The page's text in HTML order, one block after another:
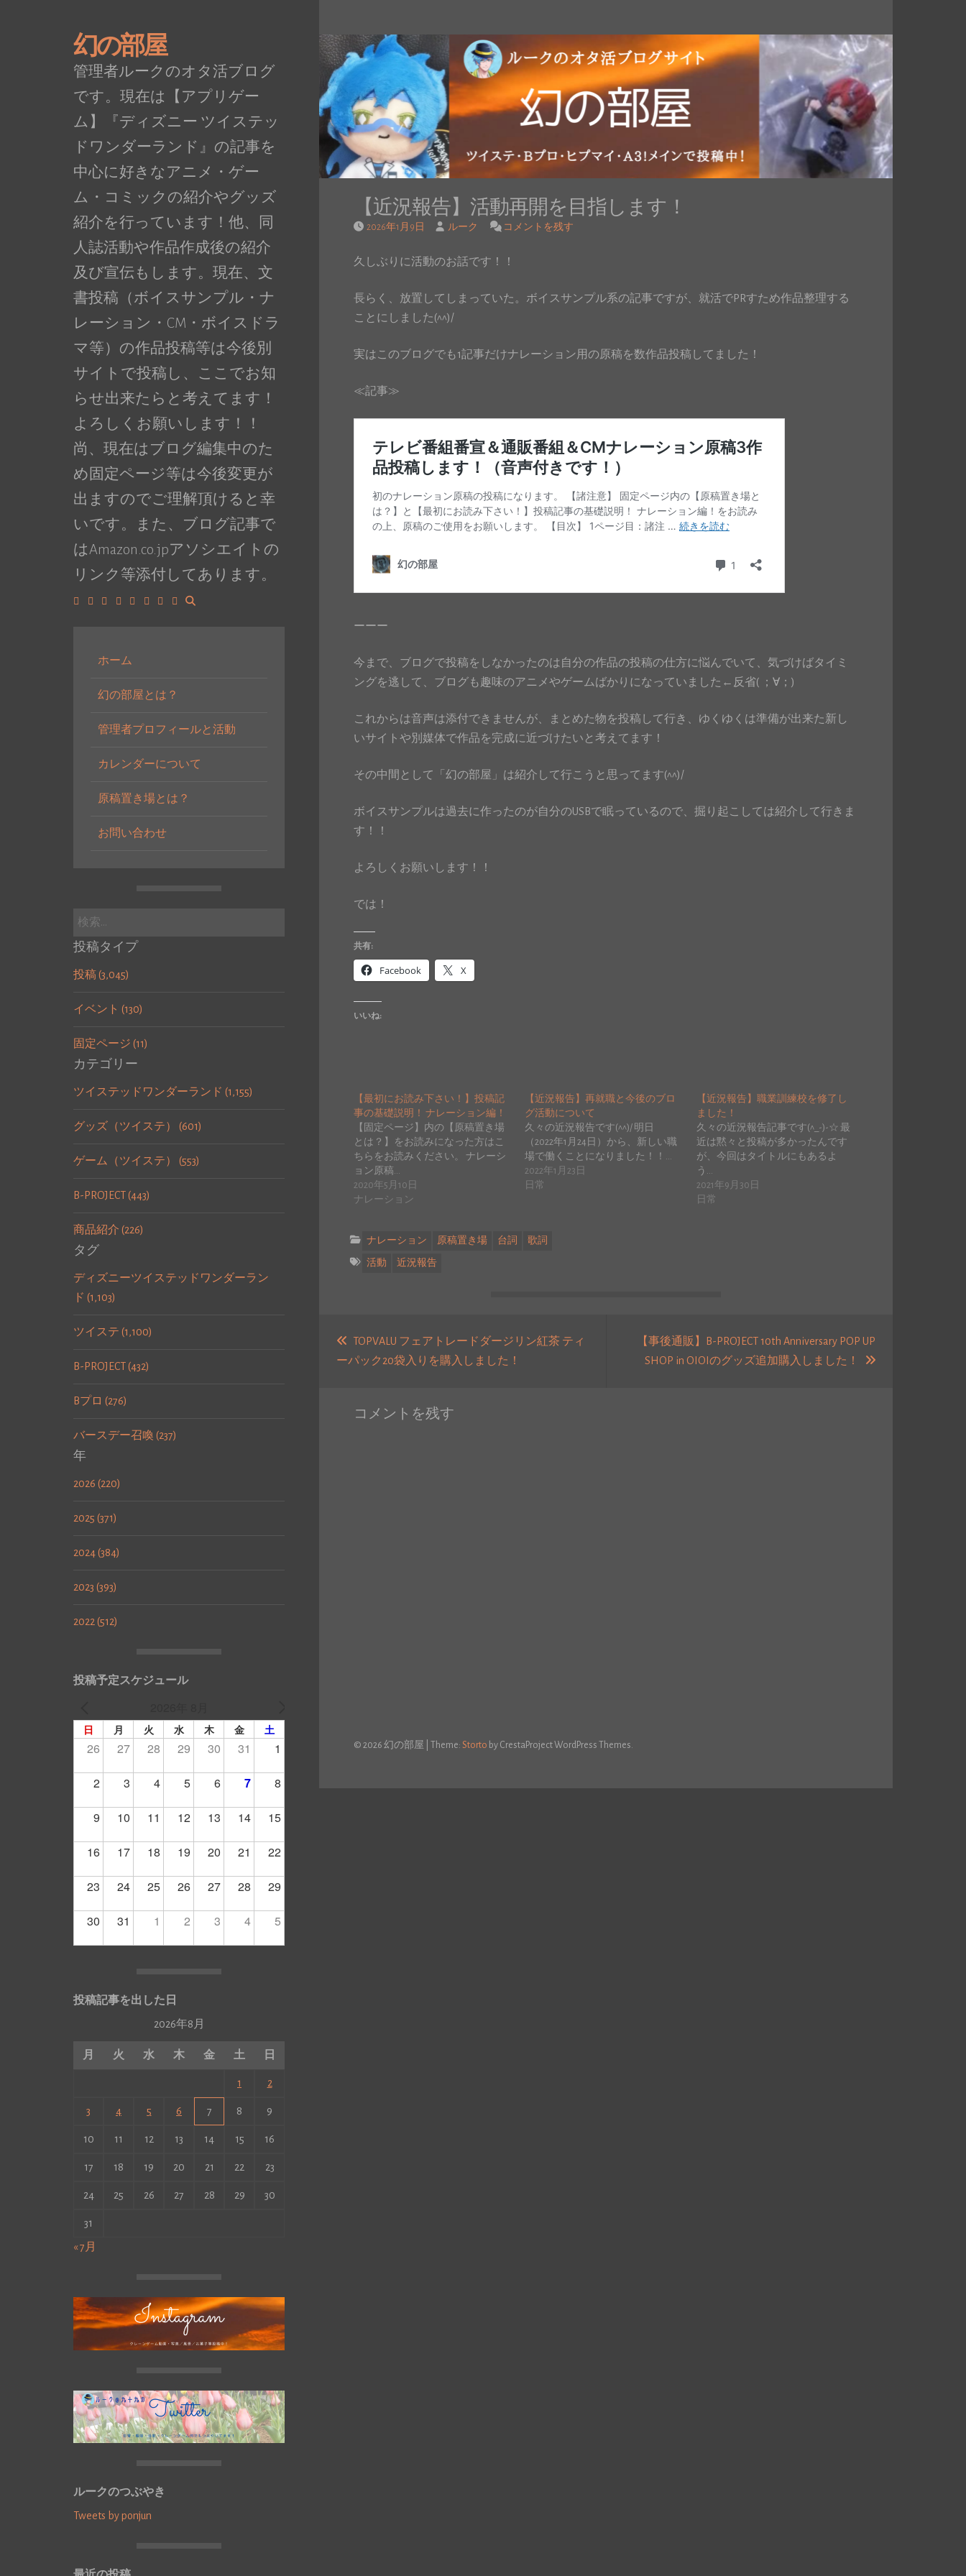
幻の部屋
管理者ルークのオタ活ブログ
です。現在は【アプリゲー
ム】『ディズニー ツイステッ
ドワンダーランド』の記事を
中心に好きなアニメ・ゲー
ム・コミックの紹介やグッズ
紹介を行っています！他、同
人誌活動や作品作成後の紹介
及び宣伝もします。現在、文
書投稿（ボイスサンプル・ナ
レーション・CM・ボイスドラ
マ等）の作品投稿等は今後別
サイトで投稿し、ここでお知
らせ出来たらと考えてます！
よろしくお願いします！！
尚、現在はブログ編集中のた
め固定ページ等は今後変更が
出ますのでご理解頂けると幸
いです。また、ブログ記事で
はAmazon.co.jpアソシエイトの
リンク等添付してあります。
ホーム
幻の部屋とは？
管理者プロフィールと活動
カレンダーについて
原稿置き場とは？
お問い合わせ
検
投稿タイプ
投稿 (3,045)
イベント (130)
固定ページ (11)
カテゴリー
ツイステッドワンダーランド (1,155)
グッズ（ツイステ） (601)
ゲーム（ツイステ） (553)
B-PROJECT (443)
商品紹介 (226)
タグ
ディズニーツイステッドワンダーラン
ド (1,103)
ツイステ (1,100)
B-PROJECT (432)
Bプロ (276)
バースデー召喚 (237)
年
2026 (220)
2025 (371)
2024 (384)
2023 (393)
2022 (512)
投稿予定スケジュール
日 月 火 水 木 金 土
26 27 28 29 30 31 1
2 3 4 5 6 7 8
9 10 11 12 13 14 15
16 17 18 19 20 21 22
23 24 25 26 27 28 29
30 31 1 2 3 4 5
投稿記事を出した日
2026年8月
月 火 水 木 金 土 日
1 2
3 4 5 6 7 8 9
10 11 12 13 14 15 16
17 18 19 20 21 22 23
24 25 26 27 28 29 30
31
« 7月
ルークのつぶやき
Tweets by ponjun
【近況報告】活動再開を目指します！
2026年1月9日 ルーク コメントを残す
久しぶりに活動のお話です！！
長らく、放置してしまっていた。ボイスサンプル系の記事ですが、就活でPRすため作品整理する
ことにしました(^^)/
実はこのブログでも1記事だけナレーション用の原稿を数作品投稿してました！
≪記事≫
ーーー
今まで、ブログで投稿をしなかったのは自分の作品の投稿の仕方に悩んでいて、気づけばタイミ
ングを逃して、ブログも趣味のアニメやゲームばかりになっていました←反省( ；∀；)
これからは音声は添付できませんが、まとめた物を投稿して行き、ゆくゆくは準備が出来た新し
いサイトや別媒体で作品を完成に近づけたいと考えてます！
その中間として「幻の部屋」は紹介して行こうと思ってます(^^)/
ボイスサンプルは過去に作ったのが自分のUSBで眠っているので、掘り起こしては紹介して行きま
す！！
よろしくお願いします！！
では！
共有:
Facebook X
いいね:
【最初にお読み下さい！】投稿記
事の基礎説明！ ナレーション編！
【固定ページ】内の【原稿置き場
とは？】をお読みになった方はこ
ちらをお読みください。 ナレーシ
ョン原稿…
2020年5月10日
ナレーション
【近況報告】再就職と今後のブロ
グ活動について
久々の近況報告です(^^)/ 明日
（2022年1月24日）から、新しい職
場で働くことになりました！！…
2022年1月23日
日常
【近況報告】職業訓練校を修了し
ました！
久々の近況報告記事です(^_-)-☆ 最
近は黙々と投稿が多かったんです
が、今回はタイトルにもあるよ
う…
2021年9月30日
日常
ナレーション 原稿置き場 台詞 歌詞
活動 近況報告
TOPVALU フェアトレードダージリン紅茶 ティ
ーパック20袋入りを購入しました！
【事後通販】B-PROJECT 10th Anniversary POP UP
SHOP in OIOIのグッズ追加購入しました！
次
コメントを残す
© 2026 幻の部屋 Theme: Storto by CrestaProject WordPress Themes.